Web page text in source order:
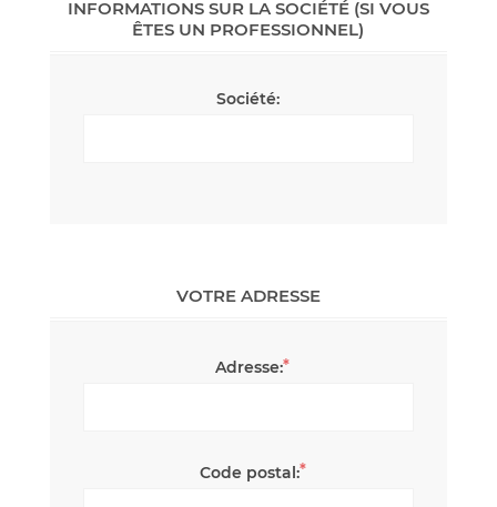
INFORMATIONS SUR LA SOCIÉTÉ (SI VOUS
ÊTES UN PROFESSIONNEL)
Société:
VOTRE ADRESSE
Adresse:*
Code postal:*